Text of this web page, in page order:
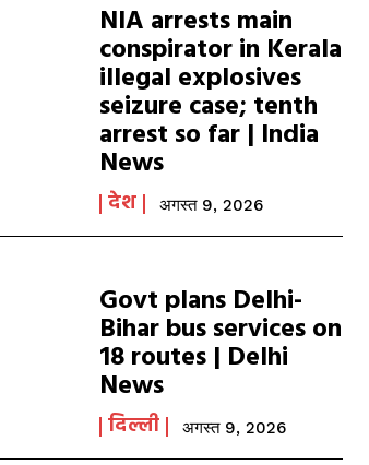
NIA arrests main
conspirator in Kerala
illegal explosives
seizure case; tenth
arrest so far | India
News
देश अगस्त 9, 2026
Govt plans Delhi-
Bihar bus services on
18 routes | Delhi
News
दिल्ली अगस्त 9, 2026